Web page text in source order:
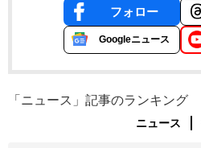
フォロー
Googleニュース
「ニュース」記事のランキング
ニュース